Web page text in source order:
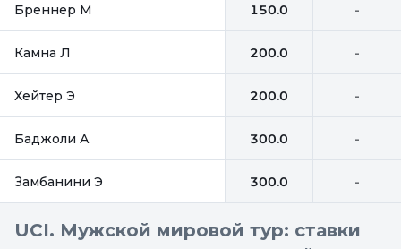
Бреннер М 150.0 -
Камна Л 200.0 -
Хейтер Э 200.0 -
Баджоли А 300.0 -
Замбанини Э 300.0 -
UCI. Мужской мировой тур: ставки